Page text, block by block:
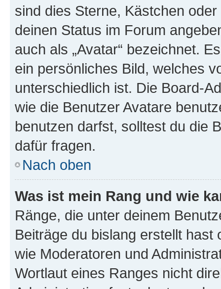
sind dies Sterne, Kästchen
deinen Status im Forum
auch als „Avatar“ bezeichnet.
ein persönliches Bild, welches
unterschiedlich ist. Die Board-
wie die Benutzer Avatare
benutzen darfst, solltest du die
dafür fragen.
Nach oben
Was ist mein Rang und wie
Ränge, die unter deinem
Beiträge du bislang erstellt
wie Moderatoren und
Wortlaut eines Ranges nicht